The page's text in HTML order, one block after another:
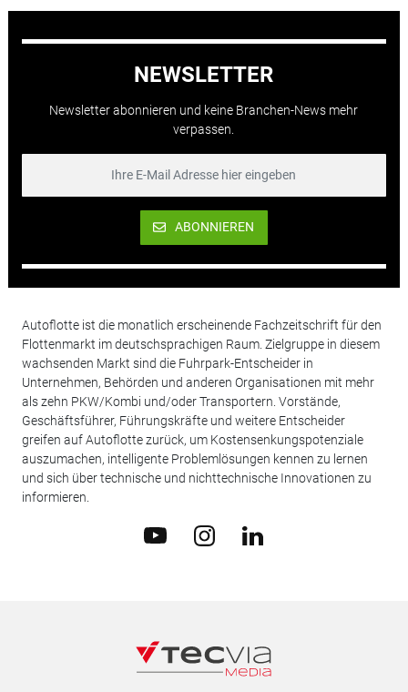
NEWSLETTER
Newsletter abonnieren und keine Branchen-News mehr
verpassen.
ABONNIEREN
Autoflotte ist die monatlich erscheinende Fachzeitschrift für den
Flottenmarkt im deutschsprachigen Raum. Zielgruppe in diesem
wachsenden Markt sind die Fuhrpark-Entscheider in
Unternehmen, Behörden und anderen Organisationen mit mehr
als zehn PKW/Kombi und/oder Transportern. Vorstände,
Geschäftsführer, Führungskräfte und weitere Entscheider
greifen auf Autoflotte zurück, um Kostensenkungspotenziale
auszumachen, intelligente Problemlösungen kennen zu lernen
und sich über technische und nichttechnische Innovationen zu
informieren.